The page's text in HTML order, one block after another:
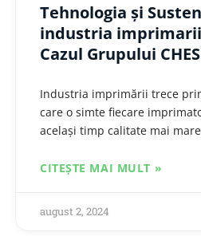
Tehnologia și
industria
Cazul Grupului
Industria imprimării trece
care o simte fiecare
același timp calitate mai
CITEȘTE MAI MULT »
august 2, 2024